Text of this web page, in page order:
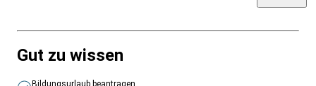
Gut zu wissen
Bildungsurlaub beantragen